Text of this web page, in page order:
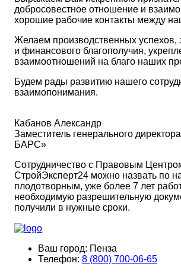
добросовестное отношение и
хорошие рабочие контакты между
Желаем производственных успехов,
и финансового благополучия,
взаимоотношений на благо наших
Будем рады развитию нашего
взаимопонимания.
Кабанов Александр
Заместитель генерального
БАРС»
Сотрудничество с Правовым
СтройЭксперт24 можно назвать по
плодотворным, уже более 7 лет
необходимую разрешительную
получили в нужные сроки.
Ваш город: Пенза
Телефон: 8 (800) 700-06-65